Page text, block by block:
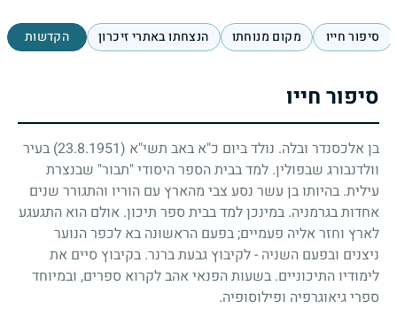
סיפור חייו מקום מנוחתו הנצחתו באתרי זיכרון הקדשות
סיפור חייו
בן אלכסנדר ובלה. נולד ביום כ"א באב תשי"א (23.8.1951)
בעיר
וולדנבורג שבפולין. למד בבית הספר היסודי "תבור" שבנצרת
עילית. בהיותו בן עשר נסע צבי מהארץ עם הוריו והתגורר שנים
אחדות בגרמניה. במינכן למד בבית ספר תיכון. אולם הוא התגעגע
לארץ וחזר אליה פעמיים; בפעם הראשונה בא לכפר הנוער
ניצנים ובפעם השניה - לקיבוץ גבעת ברנר. בקיבוץ סיים את
לימודיו התיכוניים. בשעות הפנאי אהב לקרוא ספרים, ובמיוחד
ספרי גיאוגרפיה ופילוסופיה.